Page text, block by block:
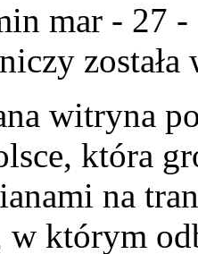
mar - 27 -
została
witryna
która
na
w którym